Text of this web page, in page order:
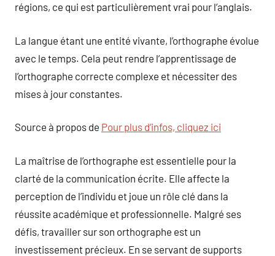
régions, ce qui est particulièrement vrai pour l’anglais.
La langue étant une entité vivante, l’orthographe évolue
avec le temps. Cela peut rendre l’apprentissage de
l’orthographe correcte complexe et nécessiter des
mises à jour constantes.
Source à propos de Pour plus d’infos, cliquez ici
La maîtrise de l’orthographe est essentielle pour la
clarté de la communication écrite. Elle affecte la
perception de l’individu et joue un rôle clé dans la
réussite académique et professionnelle. Malgré ses
défis, travailler sur son orthographe est un
investissement précieux. En se servant de supports